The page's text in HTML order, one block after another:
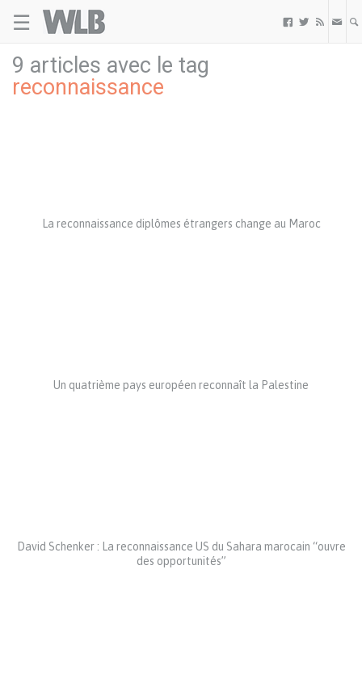
☰   
9 articles avec le tag
reconnaissance
La reconnaissance diplômes étrangers change au Maroc
Un quatrième pays européen reconnaît la Palestine
David Schenker : La reconnaissance US du Sahara marocain “ouvre
des opportunités”